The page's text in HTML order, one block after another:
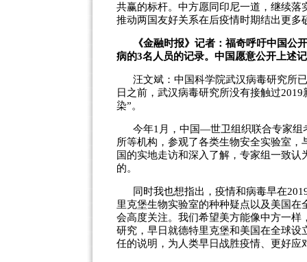
共赢的标杆。中方愿同印尼一道，继续
推动两国友好关系在后疫情时期结出更多
《金融时报》记者：福奇呼吁中国公
病的3名人员的记录。中国愿意公开上述
汪文斌：中国科学院武汉病毒研究所
日之前，武汉病毒研究所没有接触过
染”。
今年1月，中国—世卫组织联合专家组
所等机构，参观了各类生物安全实验室
国的实地走访和深入了解，专家组一致
的。
同时我也想指出，疫情和病毒早在
里克堡生物实验室的种种疑点以及美国
会高度关注。我们希望美方能像中方一
研究，早日就德特里克堡和美国在全球
任的说明，为人类早日战胜疫情、更好